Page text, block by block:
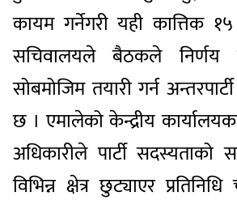
कायम गर्नेगरी यही कात्तिक
सचिवालयले बैठकले निर्णय
सोबमोजिम तयारी गर्न
छ । एमालेको केन्द्रीय
अधिकारीले पार्टी सदस्यताको
विभिन्न क्षेत्र छुट्याएर